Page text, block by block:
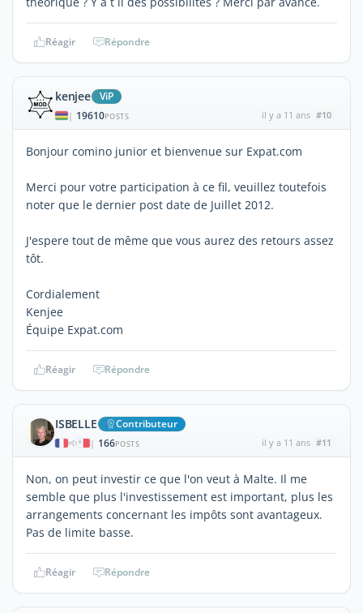
Réagir Répondre
kenjee ViP
| 19610POSTS il y a 11 ans #10
Bonjour comino junior et bienvenue sur Expat.com
Merci pour votre participation à ce fil, veuillez toutefois
noter que le dernier post date de Juillet 2012.
J'espere tout de même que vous aurez des retours assez
tôt.
Cordialement
Kenjee
Équipe Expat.com
Réagir Répondre
ISBELLE Contributeur
| 166POSTS il y a 11 ans #11
Non, on peut investir ce que l'on veut à Malte. Il me
semble que plus l'investissement est important, plus les
arrangements concernant les impôts sont avantageux.
Pas de limite basse.
Réagir Répondre